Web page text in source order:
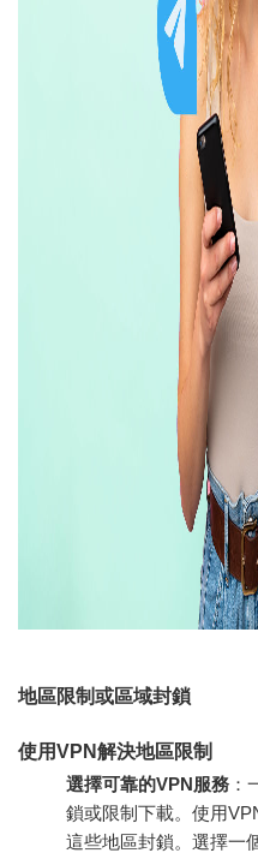
地區限制或區域封鎖
使用VPN解決地區限制
選擇可靠的VPN服務 ：
鎖或限制下載。使用
這些地區封鎖。選擇一